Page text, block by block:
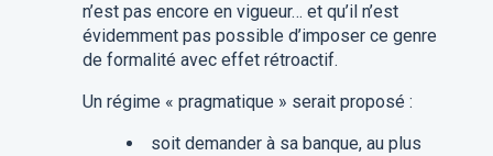
n’est pas encore en vigueur… et qu’il n’est
évidemment pas possible d’imposer ce genre
de formalité avec effet rétroactif.
Un régime « pragmatique » serait proposé :
soit demander à sa banque, au plus